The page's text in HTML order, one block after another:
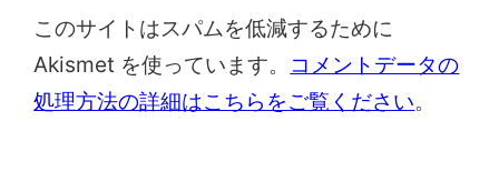
このサイトはスパムを低減するために
Akismet を使っています。
コメントデータの
処理方法の詳細はこちらをご覧ください。